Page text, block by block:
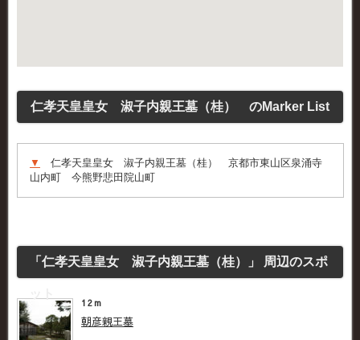
仁孝天皇皇女 淑子内親王墓（桂） のMarker List
▼
仁孝天皇皇女 淑子内親王墓（桂） 京都市東山区泉涌寺
山内町 今熊野悲田院山町
「仁孝天皇皇女 淑子内親王墓（桂）」 周辺のスポ
12m
朝彦親王墓